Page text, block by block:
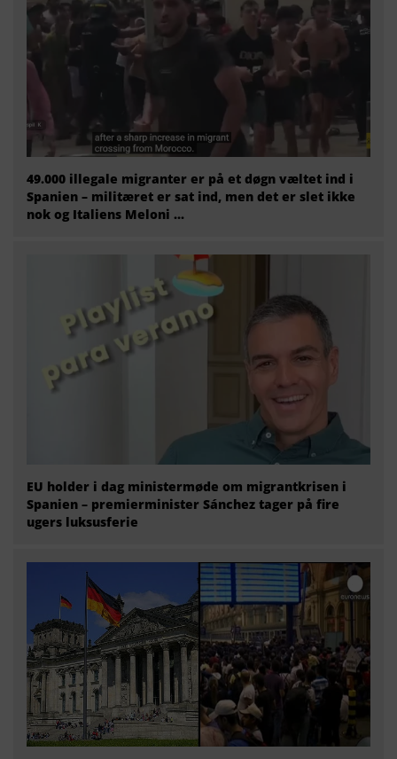
49.000 illegale migranter er på et døgn væltet ind i
Spanien – militæret er sat ind, men det er slet ikke
nok og Italiens Meloni ...
EU holder i dag ministermøde om migrantkrisen i
Spanien – premierminister Sánchez tager på fire
ugers luksusferie